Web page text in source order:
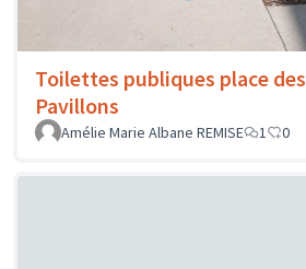
Toilettes publiques place des
Pavillons
Amélie Marie Albane REMISE
1 0